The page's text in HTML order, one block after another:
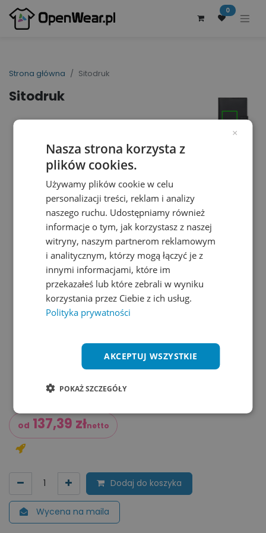
0
Strona główna Sitodruk
Sitodruk
od 137,39 złnetto
Dodaj do koszyka
Wycena na maila
×
Nasza strona korzysta z
plików cookies.
Używamy plików cookie w celu
personalizacji treści, reklam i analizy
naszego ruchu. Udostępniamy również
informacje o tym, jak korzystasz z naszej
witryny, naszym partnerom reklamowym
i analitycznym, którzy mogą łączyć je z
innymi informacjami, które im
przekazałeś lub które zebrali w wyniku
korzystania przez Ciebie z ich usług.
Polityka prywatności
AKCEPTUJ WSZYSTKIE
POKAŻ SZCZEGÓŁY